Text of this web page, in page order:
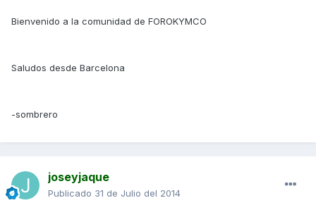
Bienvenido a la comunidad de FOROKYMCO
Saludos desde Barcelona
-sombrero
joseyjaque
Publicado 31 de Julio del 2014